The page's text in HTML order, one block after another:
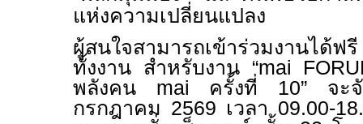
แห่งความเปลี่ยนแปลง
ผู้สนใจสามารถเข้าร่วมงานได้
ทั้งงาน สำหรับงาน “mai
พลังคน mai ครั้งที่ 10” จะ
กรกฎาคม 2569 เวลา09.00-